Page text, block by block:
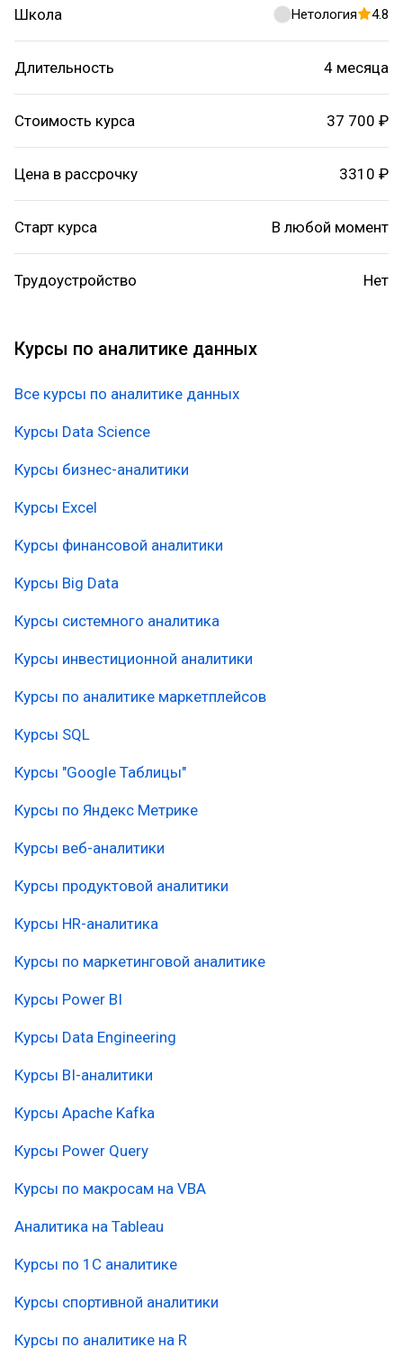
Школа Нетология 4.8
Длительность 4 месяца
Стоимость курса 37 700 ₽
Цена в рассрочку 3310 ₽
Старт курса В любой момент
Трудоустройство Нет
Курсы по аналитике данных
Все курсы по аналитике данных
Курсы Data Science
Курсы бизнес-аналитики
Курсы Excel
Курсы финансовой аналитики
Курсы Big Data
Курсы системного аналитика
Курсы инвестиционной аналитики
Курсы по аналитике маркетплейсов
Курсы SQL
Курсы "Google Таблицы"
Курсы по Яндекс Метрике
Курсы веб-аналитики
Курсы продуктовой аналитики
Курсы HR-аналитика
Курсы по маркетинговой аналитике
Курсы Power BI
Курсы Data Engineering
Курсы BI-аналитики
Курсы Apache Kafka
Курсы Power Query
Курсы по макросам на VBA
Аналитика на Tableau
Курсы по 1С аналитике
Курсы спортивной аналитики
Курсы по аналитике на R